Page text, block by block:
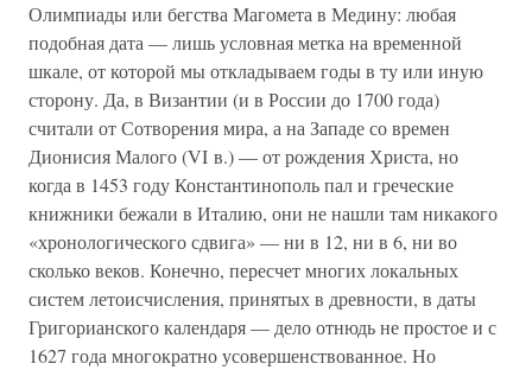
Олимпиады или бегства Магомета в Медину: любая
подобная дата — лишь условная метка на временной
шкале, от которой мы откладываем годы в ту или иную
сторону. Да, в Византии (и в России до 1700 года)
считали от Сотворения мира, а на Западе со времен
Дионисия Малого (VI в.) — от рождения Христа, но
когда в 1453 году Константинополь пал и греческие
книжники бежали в Италию, они не нашли там никакого
«хронологического сдвига» — ни в 12, ни в 6, ни во
сколько веков. Конечно, пересчет многих локальных
систем летоисчисления, принятых в древности, в даты
Григорианского календаря — дело отнюдь не простое и с
1627 года многократно усовершенствованное. Но